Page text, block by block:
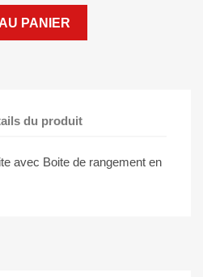
PANIER
du produit
avec Boite de rangement en